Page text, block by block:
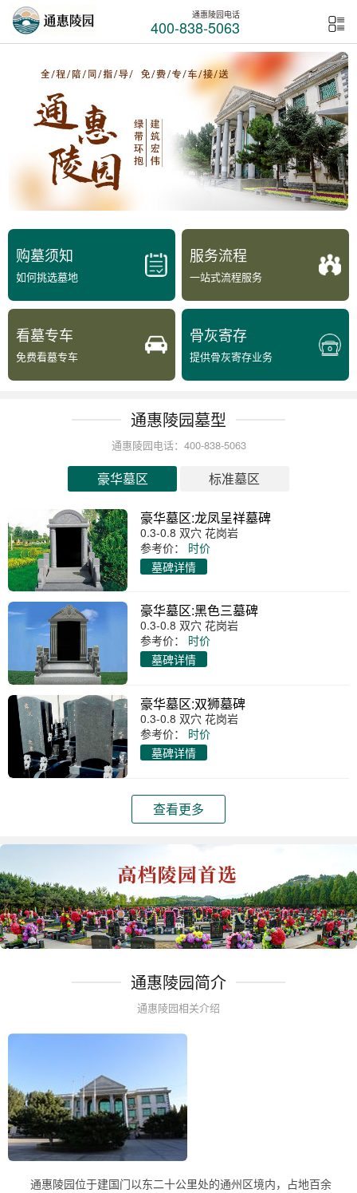
通惠陵园电话
400-838-5063
购墓须知
如何挑选墓地
服务流程
一站式流程服务
看墓专车
免费看墓专车
骨灰寄存
提供骨灰寄存业务
通惠陵园墓型
通惠陵园电话：400-838-5063
豪华墓区 标准墓区
豪华墓区:龙凤呈祥墓碑
0.3-0.8 双穴 花岗岩
参考价：
时价
墓碑详情
豪华墓区:黑色三墓碑
0.3-0.8 双穴 花岗岩
参考价：
时价
墓碑详情
豪华墓区:双狮墓碑
0.3-0.8 双穴 花岗岩
参考价：
时价
墓碑详情
查看更多
通惠陵园简介
通惠陵园相关介绍
通惠陵园位于建国门以东二十公里处的通州区境内，占地百余